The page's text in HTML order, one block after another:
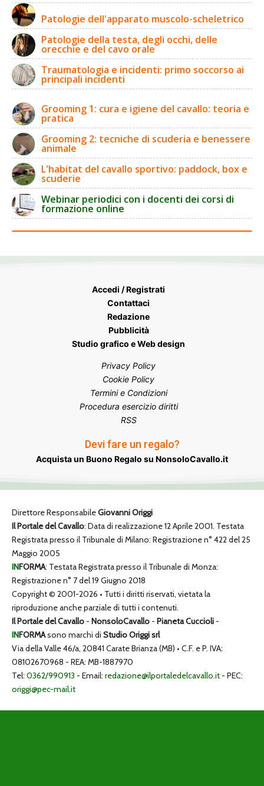
Patologie dell'apparato muscolo-scheletrico
Patologie della testa, degli occhi, delle
orecchie e del cavo orale
Traumatologia e incidenti: primo soccorso ai
principali incidenti
Grooming 1: cura e igiene del cavallo: teoria e
pratica
Grooming 2: tecniche di scuderia e benessere
animale
L'habitat del cavallo sportivo: paddock, box e
scuderie
Webinar periodici con i docenti dei corsi di
formazione online
Accedi / Registrati
Contattaci
Redazione
Pubblicità
Studio grafico e Web design
Privacy Policy
Cookie Policy
Termini e Condizioni
Procedura esercizio diritti
RSS
Devi fare un regalo?
Acquista un Buono Regalo su NonsoloCavallo.it
Direttore ResponsabileGiovanni Origgi
Il Portale del Cavallo: Data di realizzazione 12 Aprile 2001. Testata
Registrata presso il Tribunale di Milano: Registrazione n° 422 del 25
Maggio 2005
INFORMA: Testata Registrata presso il Tribunale di Monza:
Registrazione n° 7 del 19 Giugno 2018
Copyright © 2001-2026 • Tutti i diritti riservati, vietata la
riproduzione anche parziale di tutti i contenuti.
Il Portale del Cavallo - NonsoloCavallo - Pianeta Cuccioli -
INFORMAsono marchi di Studio Origgi srl
Via della Valle 46/a, 20841 Carate Brianza (MB) • C.F. e P. IVA:
08102670968 - REA: MB-1887970
Tel: 0362/990913 - Email: redazione@ilportaledelcavallo.it - PEC:
origgi@pec-mail.it